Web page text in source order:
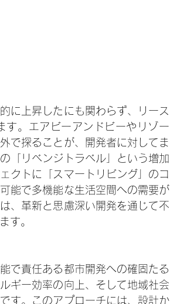
に上昇したにも関わらず、リース
す。エアビーアンドビーやリゾー
で探ることが、開発者に対してま
「リベンジトラベル」という増加
クトに「スマートリビング」のコ
能で多機能な生活空間への需要が
、革新と思慮深い開発を通じて不
す。
で責任ある都市開発への確固たる
ギー効率の向上、そして地域社会
す。このアプローチには、設計か